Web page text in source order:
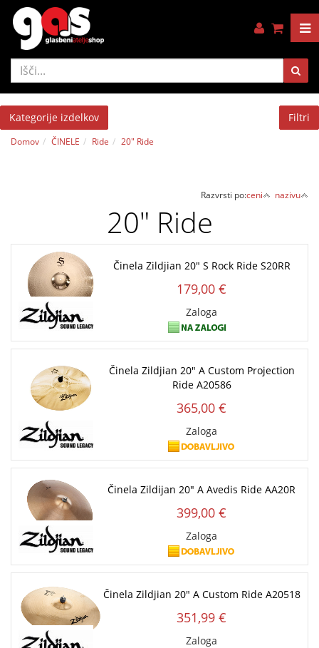
Kategorije izdelkov Filtri
Domov ČINELE Ride 20" Ride
Razvrsti po:ceni nazivu
20" Ride
Činela Zildjian 20" S Rock Ride S20RR
179,00 €
Zaloga
Činela Zildjian 20" A Custom Projection
Ride A20586
365,00 €
Zaloga
Činela Zildijan 20" A Avedis Ride AA20R
399,00 €
Zaloga
Činela Zildjian 20" A Custom Ride A20518
351,99 €
Zaloga